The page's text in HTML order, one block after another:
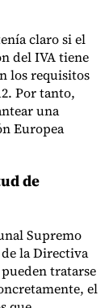
claro si el
del IVA tiene
los requisitos
Por tanto,
una
Europea
de
Supremo
la Directiva
tratarse
el